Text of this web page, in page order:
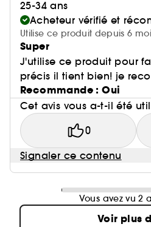
25-34 ans
Acheteur vérifié et
Utilise ce produit depuis 6
Super
J'utilise ce produit pour
précis il tient bien! je
Recommande : Oui
Cet avis vous a-t-il été
0
Signaler ce contenu
Vous avez vu 2
Voir plus